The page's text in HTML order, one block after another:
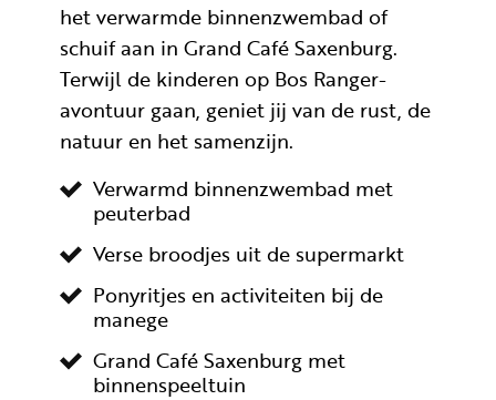
het verwarmde binnenzwembad of
schuif aan in Grand Café Saxenburg.
Terwijl de kinderen op Bos Ranger-
avontuur gaan, geniet jij van de rust, de
natuur en het samenzijn.
Verwarmd binnenzwembad met
peuterbad
Verse broodjes uit de supermarkt
Ponyritjes en activiteiten bij de
manege
Grand Café Saxenburg met
binnenspeeltuin